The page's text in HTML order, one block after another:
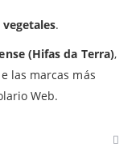
vegetales.
(Hifas da Terra),
las marcas más
Web.